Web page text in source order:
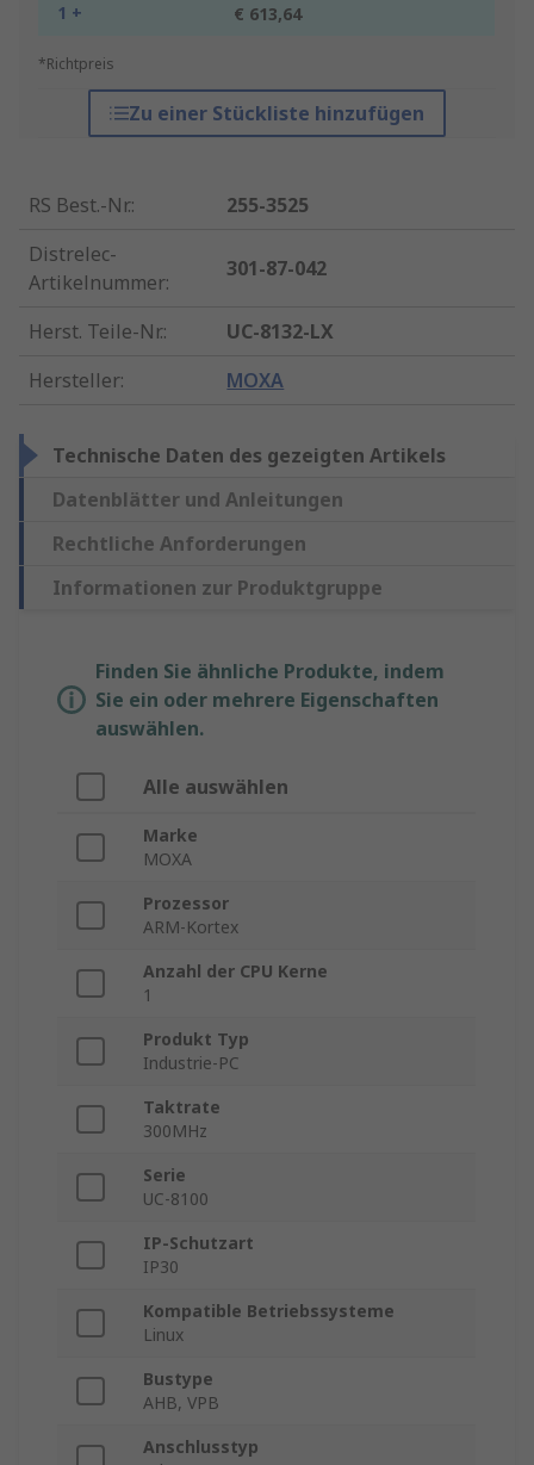
1 + € 613,64
*Richtpreis
Zu einer Stückliste hinzufügen
RS Best.-Nr.:
255-3525
Distrelec-
Artikelnummer:
301-87-042
Herst. Teile-Nr.:
UC-8132-LX
Hersteller: MOXA
Technische Daten des gezeigten Artikels
Datenblätter und Anleitungen
Rechtliche Anforderungen
Informationen zur Produktgruppe
Finden Sie ähnliche Produkte, indem
Sie ein oder mehrere Eigenschaften
auswählen.
Alle auswählen
Marke
MOXA
Prozessor
ARM-Kortex
Anzahl der CPU Kerne
1
Produkt Typ
Industrie-PC
Taktrate
300MHz
Serie
UC-8100
IP-Schutzart
IP30
Kompatible Betriebssysteme
Linux
Bustype
AHB, VPB
Anschlusstyp